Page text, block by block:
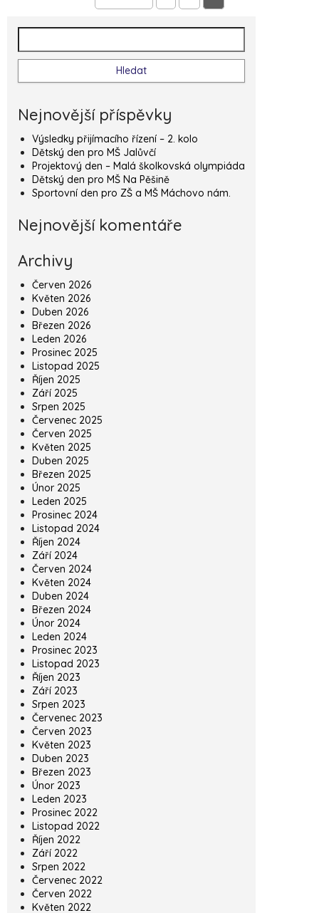
Navigace pro příspěvky
Nejnovější příspěvky
Výsledky přijímacího řízení – 2. kolo
Dětský den pro MŠ Jalůvčí
Projektový den – Malá školkovská olympiáda
Dětský den pro MŠ Na Pěšině
Sportovní den pro ZŠ a MŠ Máchovo nám.
Nejnovější komentáře
Archivy
Červen 2026
Květen 2026
Duben 2026
Březen 2026
Leden 2026
Prosinec 2025
Listopad 2025
Říjen 2025
Září 2025
Srpen 2025
Červenec 2025
Červen 2025
Květen 2025
Duben 2025
Březen 2025
Únor 2025
Leden 2025
Prosinec 2024
Listopad 2024
Říjen 2024
Září 2024
Červen 2024
Květen 2024
Duben 2024
Březen 2024
Únor 2024
Leden 2024
Prosinec 2023
Listopad 2023
Říjen 2023
Září 2023
Srpen 2023
Červenec 2023
Červen 2023
Květen 2023
Duben 2023
Březen 2023
Únor 2023
Leden 2023
Prosinec 2022
Listopad 2022
Říjen 2022
Září 2022
Srpen 2022
Červenec 2022
Červen 2022
Květen 2022